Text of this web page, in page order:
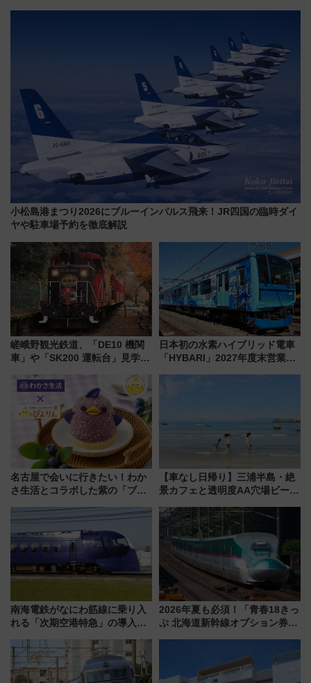
小松島港まつり2026にブルーインパルス飛来！JR四国の臨時ダイ
ヤや駐車場予約を徹底解説
嵯峨野観光鉄道、「DE10 機関
車」や「SK200 運転台」見学ツ
トの一環で激レア体験できちゃ
うかも 参加方法やスケジュール
をご紹介
日本初の水素ハイブリッド電車
「HYBARI」2027年度末営業運
で水素利活用が加速
名古屋で会いに行きたい！わか
さ生活とコラボした紫の「ブル
【車なし日帰り】三浦半島・絶
景カフェと透明度AA穴場ビーチ
用してストレスフリー旅へ行こ
う！
南海電鉄がなにわ筋線に乗り入
れる「次期空港特急」の導入を
日本初の鉄道デザイン
2026年夏も必須！「青春18きっ
ぷ 北海道新幹線オプション券」